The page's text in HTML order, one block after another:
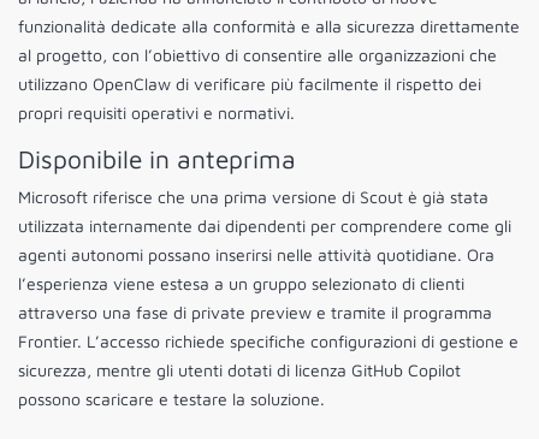
funzionalità dedicate alla conformità e alla sicurezza direttamente
al progetto, con l’obiettivo di consentire alle organizzazioni che
utilizzano OpenClaw di verificare più facilmente il rispetto dei
propri requisiti operativi e normativi.
Disponibile in anteprima
Microsoft riferisce che una prima versione di Scout è già stata
utilizzata internamente dai dipendenti per comprendere come gli
agenti autonomi possano inserirsi nelle attività quotidiane. Ora
l’esperienza viene estesa a un gruppo selezionato di clienti
attraverso una fase di private preview e tramite il programma
Frontier. L’accesso richiede specifiche configurazioni di gestione e
sicurezza, mentre gli utenti dotati di licenza GitHub Copilot
possono scaricare e testare la soluzione.